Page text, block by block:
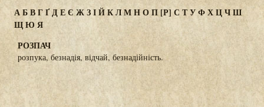
АБВГҐДЕЄ ЖЗІЙКЛМНОП[Р] С ТУФХЦЧШ
ЩЮ Я
РОЗПАЧ
розпука, безнадія, відчай, безнадійність.